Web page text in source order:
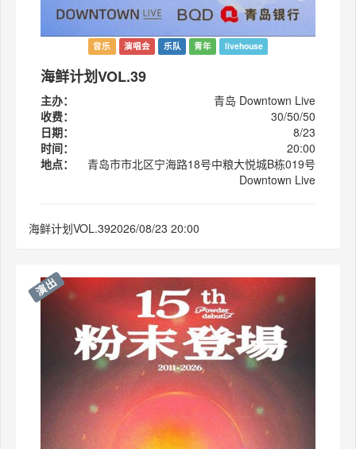
音乐 演唱会 乐队 青年 livehouse
海鲜计划VOL.39
主办：
青岛 Downtown Live
收费：
30/50/50
日期：
8/23
时间：
20:00
地点：
青岛市市北区宁海路18号中粮大悦城B栋019号
Downtown Live
海鲜计划VOL.392026/08/23 20:00
演出